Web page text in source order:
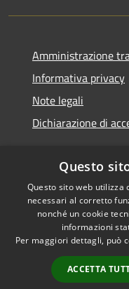
Amministrazione
Informativa privacy
Note legali
Dichiarazione di
RSS
Accessibilità
Cookie
Mappa del sito
Intranet
Questo
Questo sito web
necessari al corretto
nonché un cookie
informazioni
Per maggiori dettagli, può
ACCETTA